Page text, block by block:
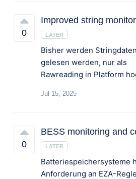
0
Improved string
LATER
Bisher werden
gelesen werden, nur als
Jul 15, 2025
0
BESS monitoring and
LATER
Batteriespeichersysteme
Anforderung an EZA-